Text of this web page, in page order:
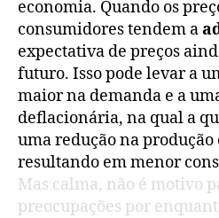
economia. Quando os
consumidores tendem a
expectativa de preços
futuro. Isso pode levar a
maior na demanda e a
deflacionária, na qual a
uma redução na produção
resultando em menor
Mas calma, não é motivo
preocupações por